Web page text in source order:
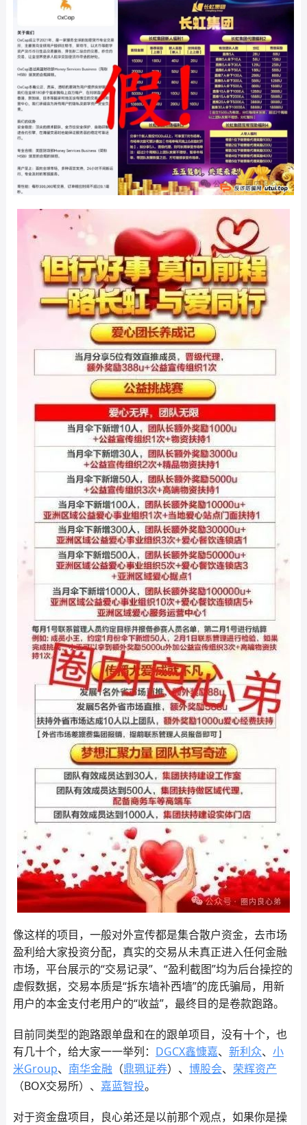
像这样的项目，一般对外宣传都是集合散户资金，去市场
盈利给大家投资分配，真实的交易从未真正进入任何金融
市场，平台展示的“交易记录”、“盈利截图”均为后台操控的
虚假数据，交易本质是“拆东墙补西墙”的庞氏骗局，用新
用户的本金支付老用户的“收益”，最终目的是卷款跑路。
目前同类型的跑路跟单盘和在的跟单项目，没有十个，也
有几十个，给大家一一举列： DGCX鑫慷嘉、 新利众、 小
米Group、 南华金融 （鼎珮证券）、 博股会、 荣辉资产
（BOX交易所）、 嘉蓝智投。
对于资金盘项目，良心弟还是以前那个观点，如果你是操